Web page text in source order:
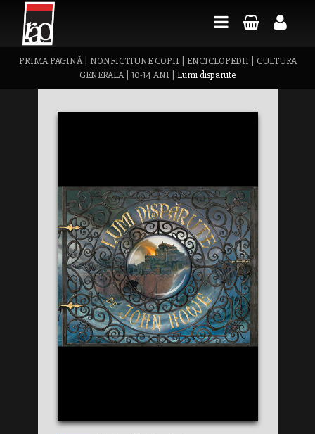
PRIMA PAGINĂ| NONFICTIUNE COPII ENCICLOPEDII
CULTURA
GENERALA| 10-14 ANI Lumi disparute